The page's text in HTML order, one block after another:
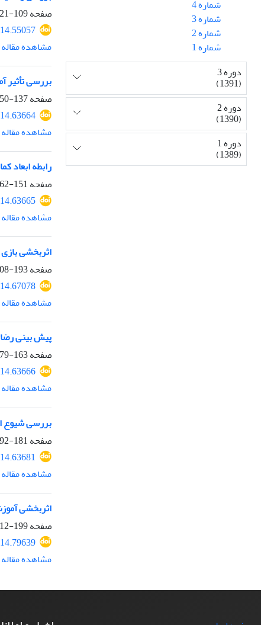
صفحه109-121
مشاهده مقاله
بررسی تأثیر
صفحه137-150
مشاهده مقاله
رابطه ابعاد
صفحه151-162
مشاهده مقاله
اثربخشی
صفحه193-208
مشاهده مقاله
پیش بینی
صفحه163-179
مشاهده مقاله
بررسی شیوع
صفحه181-192
مشاهده مقاله
اثر‌بخشی
صفحه199-212
مشاهده مقاله
شماره 4
شماره 3
شماره 2
شماره 1
دوره 3
(1391)
دوره 2
(1390)
دوره 1
(1389)